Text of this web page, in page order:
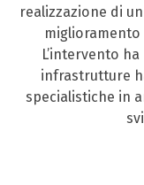
realizzazione di
L’intervento
infrastrutture
specialistiche in